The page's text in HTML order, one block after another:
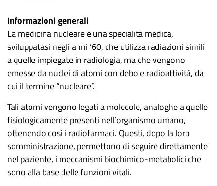
Informazioni generali
La medicina nucleare è una specialità medica,
sviluppatasi negli anni ’60, che utilizza radiazioni simili
a quelle impiegate in radiologia, ma che vengono
emesse da nuclei di atomi con debole radioattività, da
cui il termine “nucleare”.
Tali atomi vengono legati a molecole, analoghe a quelle
fisiologicamente presenti nell’organismo umano,
ottenendo così i radiofarmaci. Questi, dopo la loro
somministrazione, permettono di seguire direttamente
nel paziente, i meccanismi biochimico-metabolici che
sono alla base delle funzioni vitali.